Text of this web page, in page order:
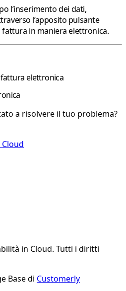
l’inserimento dei dati,
l’apposito pulsante
fattura in maniera elettronica.
elettronica
a risolvere il tuo problema?
in Cloud. Tutti i diritti
Base di Customerly